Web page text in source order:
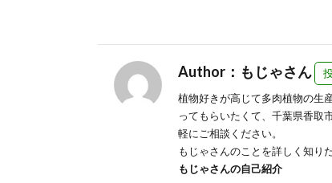
Author：もじゃさん
植物好きが高じて多肉植物の生
ってもらいたくて、千葉県香取
軽にご相談ください。
もじゃさんのことを詳しく知り
もじゃさんの自己紹介